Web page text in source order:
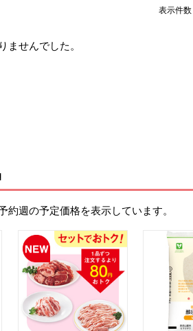
表示件数
ませんでした。
週の予定価格を表示しています。